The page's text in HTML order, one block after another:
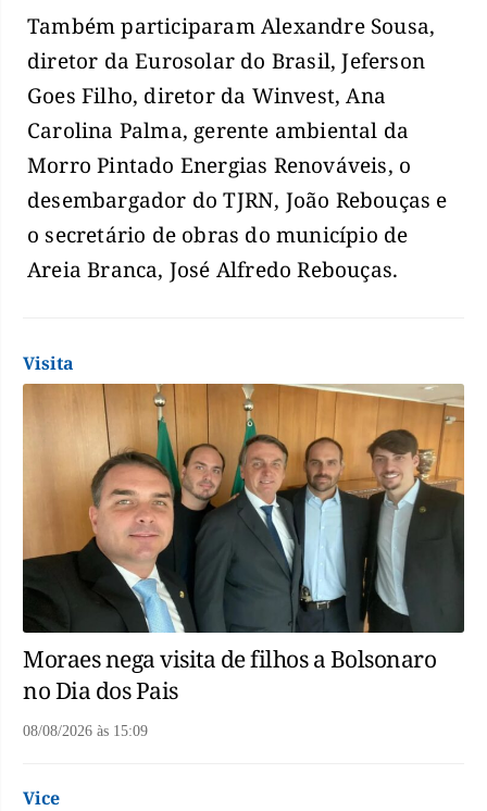
Também participaram Alexandre Sousa,
diretor da Eurosolar do Brasil, Jeferson
Goes Filho, diretor da Winvest, Ana
Carolina Palma, gerente ambiental da
Morro Pintado Energias Renováveis, o
desembargador do TJRN, João Rebouças e
o secretário de obras do município de
Areia Branca, José Alfredo Rebouças.
Visita
Moraes nega visita de filhos a Bolsonaro
no Dia dos Pais
08/08/2026 às 15:09
Vice